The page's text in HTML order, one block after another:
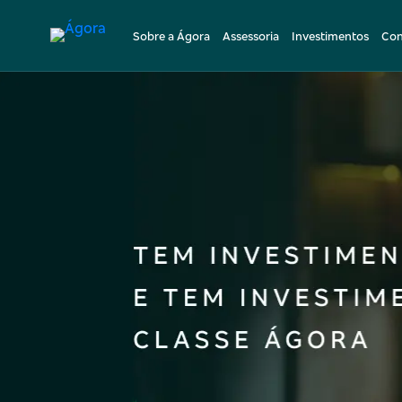
Sobre a Ágora Assessoria Investimentos